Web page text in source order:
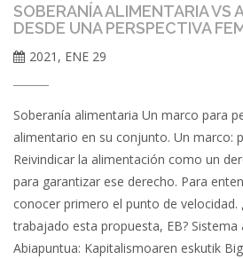
SOBERANÍA ALIMENTARIA VS
DESDE UNA PERSPECTIVA
2021, ENE 29
Soberanía alimentaria Un marco para
alimentario en su conjunto. Un marco:
Reivindicar la alimentación como un
para garantizar ese derecho. Para
conocer primero el punto de velocidad.
trabajado esta propuesta, EB? Sistema
Abiapuntua: Kapitalismoaren eskutik